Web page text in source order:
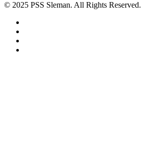
© 2025 PSS Sleman. All Rights Reserved.